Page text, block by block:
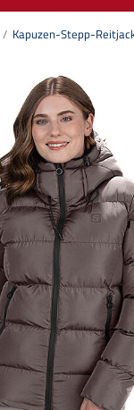
Kapuzen-Stepp-